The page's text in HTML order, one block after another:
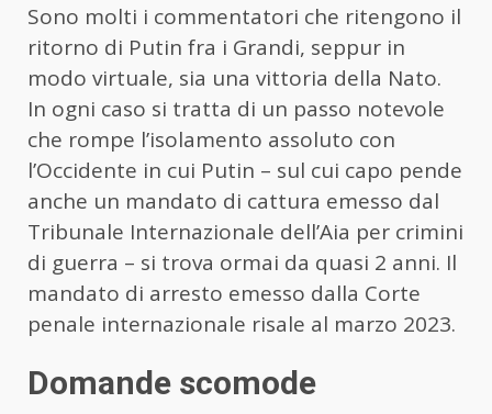
Sono molti i commentatori che ritengono il
ritorno di Putin fra i Grandi, seppur in
modo virtuale, sia una vittoria della Nato.
In ogni caso si tratta di un passo notevole
che rompe l’isolamento assoluto con
l’Occidente in cui Putin – sul cui capo pende
anche un mandato di cattura emesso dal
Tribunale Internazionale dell’Aia per crimini
di guerra – si trova ormai da quasi 2 anni. Il
mandato di arresto emesso dalla Corte
penale internazionale risale al marzo 2023.
Domande scomode